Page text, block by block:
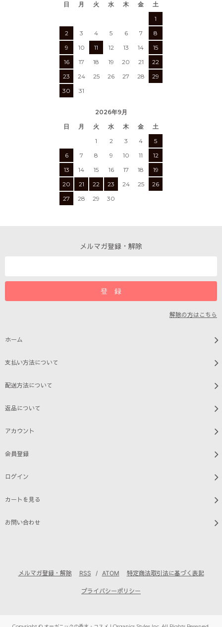
日
月 火 水 木 金
土
1
2
3 4 5 6 7
8
9
10 11 12 13 14
15
16
17 18 19 20 21
22
23
24 25 26 27 28
29
30
31
2026年9月
日
月 火 水 木 金
土
1
2 3 4
5
6
7 8 9 10 11
12
13
14 15 16 17 18
19
20
21 22 23 24 25
26
27
28 29 30
メルマガ登録・解除
解除の方はこちら
ホーム
支払い方法について
配送方法について
返品について
アカウント
会員登録
ログイン
カートを見る
お問い合わせ
メルマガ登録・解除 RSS / ATOM 特定商法取引法に基づく表記
プライバシーポリシー